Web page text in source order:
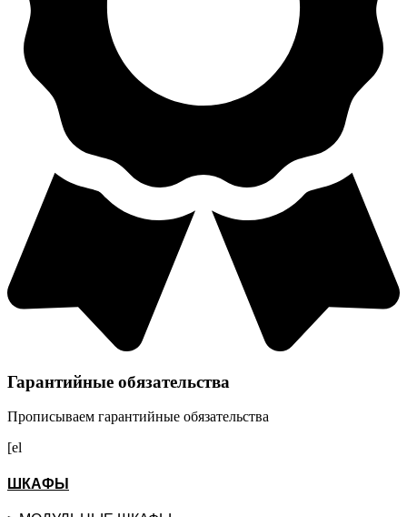
Гарантийные обязательства
Прописываем гарантийные обязательства
[el
ШКАФЫ